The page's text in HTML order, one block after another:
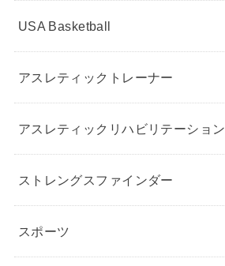
USA Basketball
アスレティックトレーナー
アスレティックリハビリテーション
ストレングスファインダー
スポーツ